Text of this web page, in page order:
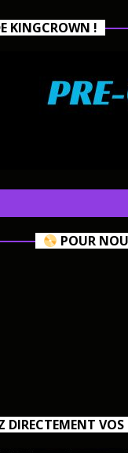
KINGCROWN !
POUR
DIRECTEMENT